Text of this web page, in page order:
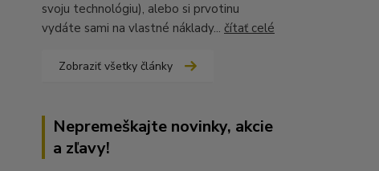
svoju technológiu), alebo si prvotinu
vydáte sami na vlastné náklady... čítať celé
Zobraziť všetky články
Nepremeškajte novinky, akcie
a zľavy!